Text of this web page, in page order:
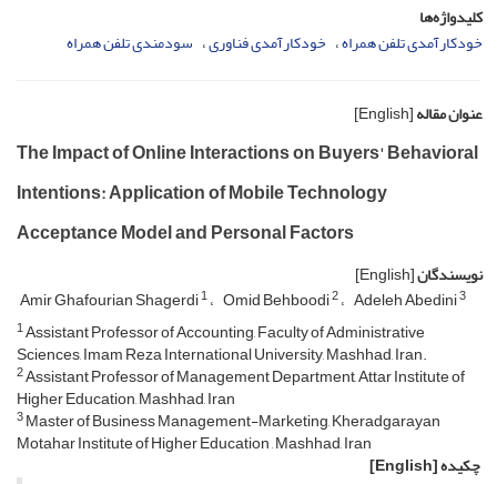
کلیدواژه‌ها
خودکارآمدی تلفن همراه خودکارآمدی فناوری سودمندی تلفن همراه
عنوان مقاله[English]
The Impact of Online Interactions on Buyers' Behavioral
Intentions: Application of Mobile Technology
Acceptance Model and Personal Factors
نویسندگان[English]
Amir Ghafourian Shagerdi1 Omid Behboodi2 Adeleh Abedini3
1Assistant Professor of Accounting, Faculty of Administrative
Sciences, Imam Reza International University, Mashhad, Iran.
2Assistant Professor of Management Department, Attar Institute of
Higher Education, Mashhad, Iran
3Master of Business Management-Marketing, Kheradgarayan
Motahar Institute of Higher Education , Mashhad, Iran
چکیده[English]